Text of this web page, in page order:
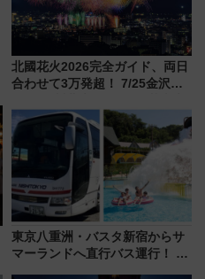
北國花火2026完全ガイド、両日
合わせて3万発超！ 7/25金沢大
会の日程・アクセス・観覧席ま
とめ（石川県）
東京八重洲・バスタ新宿からサ
マーランドへ直行バス運行！ お